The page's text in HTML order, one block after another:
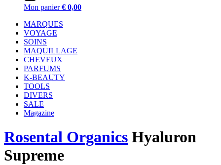
Mon panier € 0,00
MARQUES
VOYAGE
SOINS
MAQUILLAGE
CHEVEUX
PARFUMS
K-BEAUTY
TOOLS
DIVERS
SALE
Magazine
Rosental Organics Hyaluron
Supreme